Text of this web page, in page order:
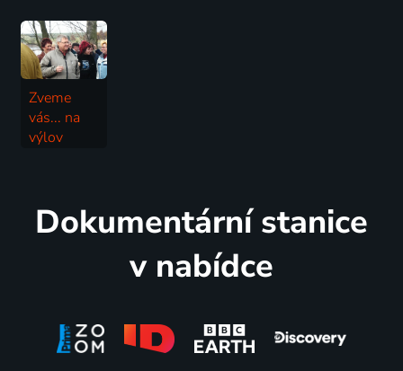
Zveme
vás... na
výlov
Dokumentární stanice
v nabídce